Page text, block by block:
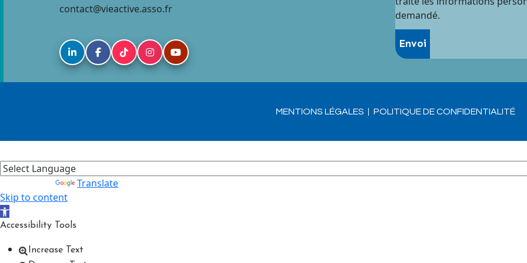
contact@vieactive.asso.fr
demandé.
MENTIONS LÉGALES POLITIQUE DE CONFIDENTIALITÉ
Translate
Skip to content
Open toolbar
Accessibility Tools
Increase Text